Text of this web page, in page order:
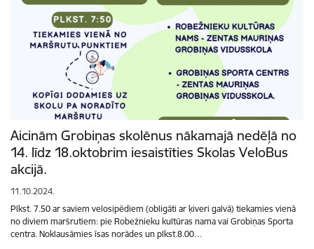
Aicinām Grobiņas skolēnus nākamajā nedēļā no
14. līdz 18.oktobrim iesaistīties Skolas VeloBus
akcijā.
11.10.2024.
Plkst. 7.50 ar saviem velosipēdiem (obligāti ar ķiveri galvā) tiekamies vienā
no diviem maršrutiem: pie Robežnieku kultūras nama vai Grobiņas Sporta
centra. Noklausāmies īsas norādes un plkst.8.00…